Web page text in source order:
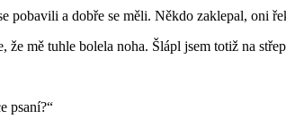
a dobře se měli. Někdo zaklepal, oni
mě tuhle bolela noha. Šlápl jsem totiž na
psaní?“